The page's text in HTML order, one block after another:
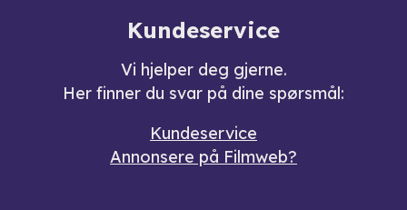
Kundeservice
Vi hjelper deg gjerne.
Her finner du svar på dine spørsmål:
Kundeservice
Annonsere på Filmweb?